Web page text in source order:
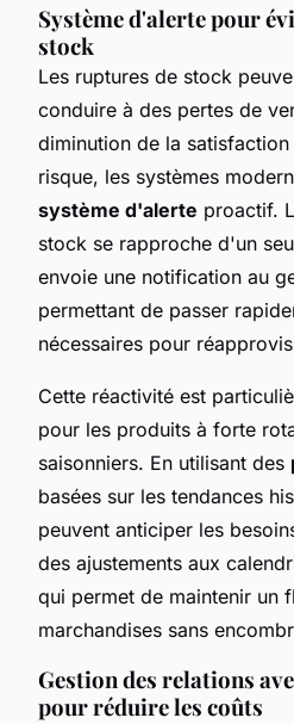
Système d'alerte pour
stock
Les ruptures de stock
conduire à des pertes de
diminution de la
risque, les systèmes
système d'alerte proactif.
stock se rapproche d'un
envoie une notification au
permettant de passer
nécessaires pour
Cette réactivité est
pour les produits à forte
saisonniers. En utilisant des
basées sur les tendances
peuvent anticiper les
des ajustements aux
qui permet de maintenir un
marchandises sans
Gestion des relations
pour réduire les coûts